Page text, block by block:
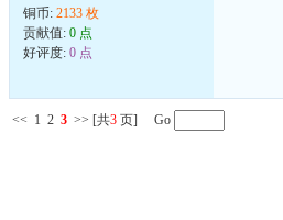
铜币: 2133 枚
贡献值: 0 点
好评度: 0 点
<< 1 2 3 >> [共3 页] Go